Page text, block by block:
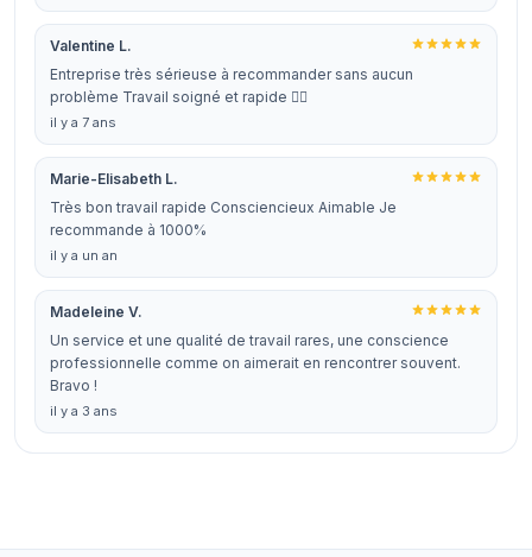
Valentine L.
Entreprise très sérieuse à recommander sans aucun
problème Travail soigné et rapide 👍🏻
il y a 7 ans
Marie-Elisabeth L.
Très bon travail rapide Consciencieux Aimable Je
recommande à 1000%
il y a un an
Madeleine V.
Un service et une qualité de travail rares, une conscience
professionnelle comme on aimerait en rencontrer souvent.
Bravo !
il y a 3 ans